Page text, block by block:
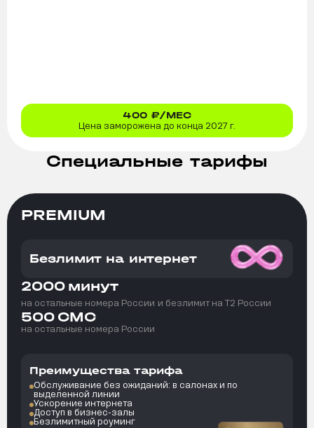
400 ₽/МЕС
Цена заморожена до конца 2027 г.
Специальные тарифы
PREMIUM
Безлимит на интернет
2000 минут
на остальные номера России и безлимит на T2 России
500 СМС
на остальные номера России
Преимущества тарифа
Обслуживание без ожиданий: в салонах и по
выделенной линии
Ускорение интернета
Доступ в бизнес-залы
Безлимитный роуминг